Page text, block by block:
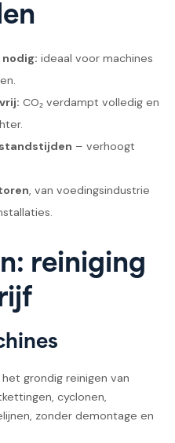
ideaal voor machines
CO₂ verdampt volledig en
– verhoogt
, van voedingsindustrie
reiniging
grondig reinigen van
cyclonen,
zonder demontage en